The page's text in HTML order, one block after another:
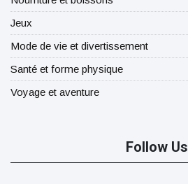
Jeux
Mode de vie et divertissement
Santé et forme physique
Voyage et aventure
Follow Us